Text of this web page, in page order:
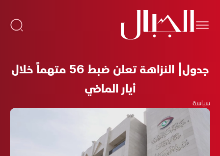
جدول| النزاهة تعلن ضبط 56 متهماً خلال
أيار الماضي
سياسة